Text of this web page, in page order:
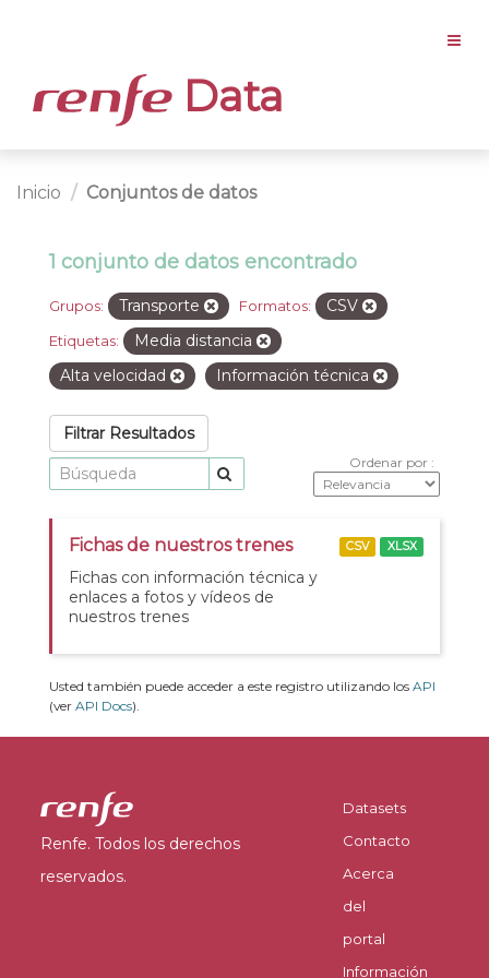
Data
Inicio Conjuntos de datos
1 conjunto de datos encontrado
Grupos: Transporte Formatos: CSV
Etiquetas:
Media distancia
Alta velocidad
Información técnica
Filtrar Resultados
Ordenar por
Fichas de nuestros trenes
Fichas con información técnica y
enlaces a fotos y vídeos de
nuestros trenes
CSV XLSX
Usted también puede acceder a este registro utilizando los API
(ver API Docs).
Renfe. Todos los derechos
reservados.
Datasets
Contacto
Acerca
del
portal
Información